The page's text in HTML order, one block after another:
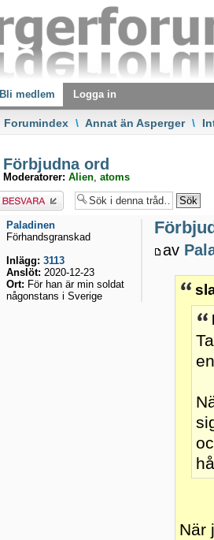
Bli medlem Logga in
Forumindex \ Annat än Asperger \
Förbjudna ord
Moderatorer: Alien, atoms
Besvara
av
När
Paladinen
Förhandsgranskad
Inlägg: 3113
Anslöt: 2020-12-23
Ort: För han är min soldat
någonstans i Sverige